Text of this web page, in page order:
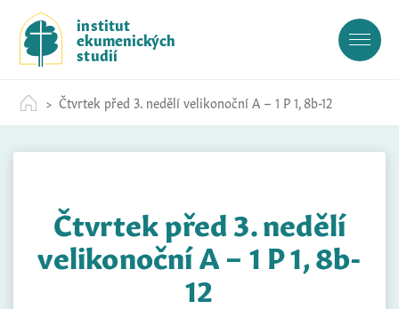
c
institut
ekumenických
studií
Čtvrtek před 3. nedělí velikonoční A – 1 P 1, 8b-12
Čtvrtek před 3. nedělí
velikonoční A – 1 P 1, 8b-
12